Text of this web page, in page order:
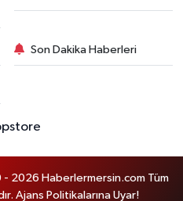
Son Dakika Haberleri
2026 Haberlermersin.com Tüm
Ajans Politikalarına Uyar!